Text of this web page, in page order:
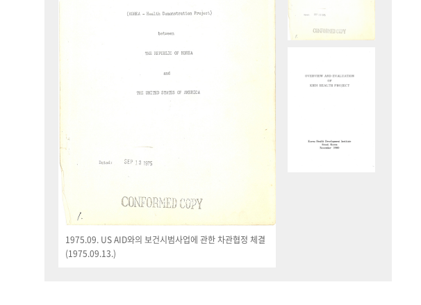
1975.09. US AID와의 보건시범사업에 관한 차관협정 체결
(1975.09.13.)